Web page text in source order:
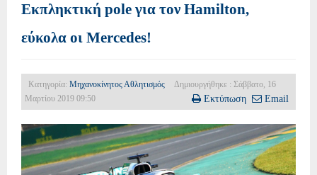
Εκπληκτική pole για τον Hamilton,
εύκολα οι Mercedes!
Κατηγορία: Μηχανοκίνητος Αθλητισμός
Δημιουργήθηκε : Σάββατο, 16
Μαρτίου 2019 09:50
Εκτύπωση Email